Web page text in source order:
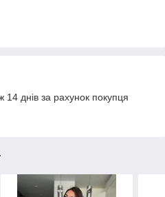
днів за рахунок покупця